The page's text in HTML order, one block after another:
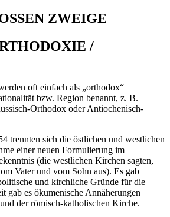
ZWEIGE
/
oft einfach als „orthodox“
bzw. Region benannt, z. B.
Orthodox oder Antiochenisch-
trennten sich die östlichen und westlichen
einer neuen Formulierung im
(die westlichen Kirchen sagten,
Vater und vom Sohn aus). Es gab
und kirchliche Gründe für die
gab es ökumenische Annäherungen
der römisch-katholischen Kirche.